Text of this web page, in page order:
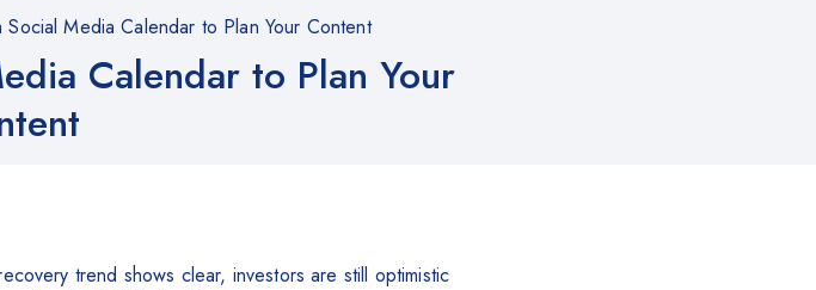
Media Calendar to Plan Your Content
Calendar to Plan Your
trend shows clear, investors are still optimistic